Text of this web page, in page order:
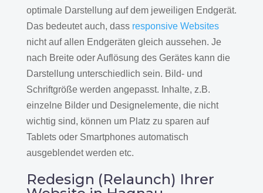
optimale Darstellung auf dem jeweiligen Endgerät.
Das bedeutet auch, dass responsive Websites
nicht auf allen Endgeräten gleich aussehen. Je
nach Breite oder Auflösung des Gerätes kann die
Darstellung unterschiedlich sein. Bild- und
Schriftgröße werden angepasst. Inhalte, z.B.
einzelne Bilder und Designelemente, die nicht
wichtig sind, können um Platz zu sparen auf
Tablets oder Smartphones automatisch
ausgeblendet werden etc.
Redesign (Relaunch) Ihrer